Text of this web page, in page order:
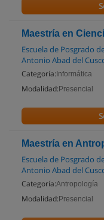
Maestría en
Escuela de Posgrado
Antonio Abad del
Categoría: Informática
Modalidad: Presencial
Maestría en
Escuela de Posgrado
Antonio Abad del
Categoría:Antropología
Modalidad: Presencial